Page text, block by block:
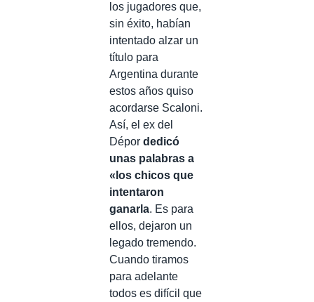
los jugadores que,
sin éxito, habían
intentado alzar un
título para
Argentina durante
estos años quiso
acordarse Scaloni.
Así, el ex del
Dépor dedicó
unas palabras a
«los chicos que
intentaron
ganarla. Es para
ellos, dejaron un
legado tremendo.
Cuando tiramos
para adelante
todos es difícil que